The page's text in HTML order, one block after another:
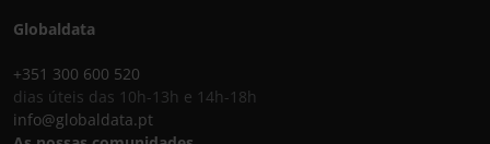
Globaldata
+351 300 600 520
dias úteis das 10h-13h e 14h-18h
info@globaldata.pt